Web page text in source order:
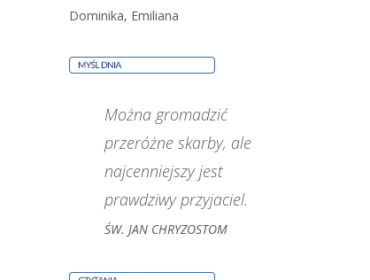
Dominika, Emiliana
Można gromadzić
przeróżne skarby, ale
najcenniejszy jest
prawdziwy przyjaciel.
ŚW. JAN CHRYZOSTOM